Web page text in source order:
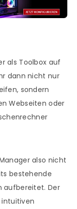
als Toolbox auf
dann nicht nur
sondern
Webseiten oder
also nicht
bestehende
aufbereitet. Der